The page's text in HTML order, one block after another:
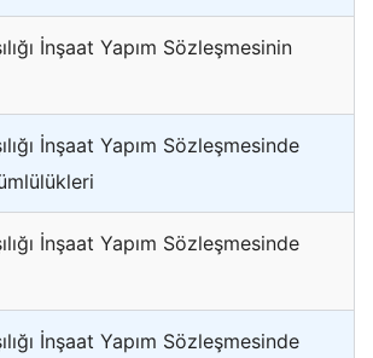
İnşaat Yapım Sözleşmesinin
İnşaat Yapım Sözleşmesinde
İnşaat Yapım Sözleşmesinde
İnşaat Yapım Sözleşmesinde